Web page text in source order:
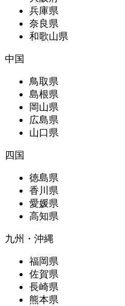
兵庫県
奈良県
和歌山県
中国
鳥取県
島根県
岡山県
広島県
山口県
四国
徳島県
香川県
愛媛県
高知県
九州・沖縄
福岡県
佐賀県
長崎県
熊本県